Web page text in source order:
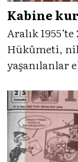
Kabine
Aralık
Hükûmeti,
yaşanılanlar
Nihayet
dair haber 4
Gelin o